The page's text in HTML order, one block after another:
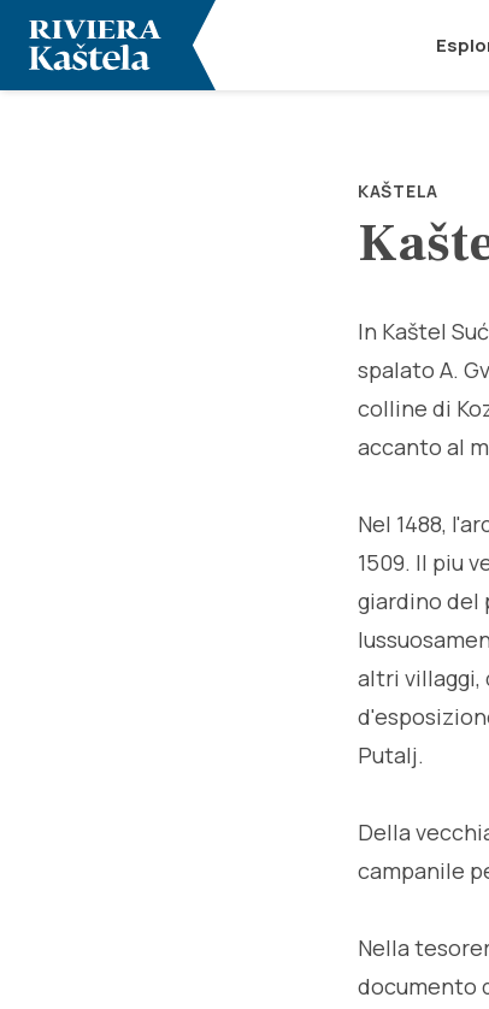
KAŠTELA
In Kaštel
spalato A.
colline di
accanto al
Nel 1488,
1509. Il piu
giardino del
altri villaggi,
Putalj.
Della
campanile
Nella
documento